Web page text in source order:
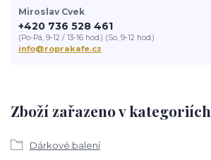
Zboží zařazeno v kategoriích
Dárkové balení
Miroslav Cvek
+420 736 528 461
(Po-Pá, 9-12 / 13-16 hod.) (So, 9-12 hod.)
info@roprakafe.cz